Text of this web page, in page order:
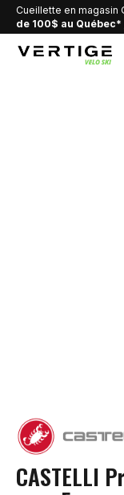
Cueillette en magasin
de 100$ au Québec*
CASTELLI